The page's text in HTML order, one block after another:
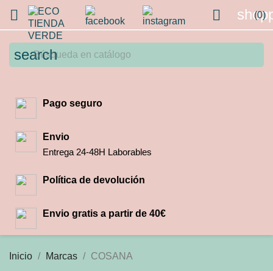
 (0)

search
Pago seguro
Envio
Entrega 24-48H Laborables
Política de devolución
Envio gratis a partir de 40€
Inicio Marcas COSANA